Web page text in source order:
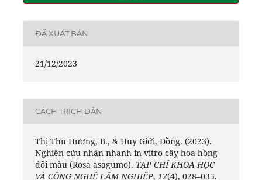
ĐÃ XUẤT BẢN
21/12/2023
CÁCH TRÍCH DẪN
Thị Thu Hương, B., & Huy Giới, Đồng. (2023).
Nghiên cứu nhân nhanh in vitro cây hoa hồng
đổi màu (Rosa asagumo). TẠP CHÍ KHOA HỌC
VÀ CÔNG NGHỆ LÂM NGHIỆP, 12(4), 028–035.